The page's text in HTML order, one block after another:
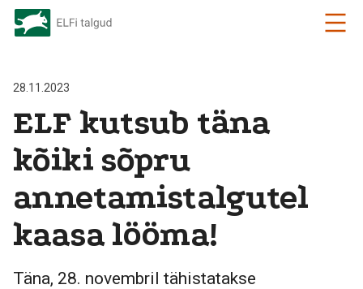
28.11.2023
ELF kutsub täna
kõiki sõpru
annetamistalgutel
kaasa lööma!
Täna, 28. novembril tähistatakse